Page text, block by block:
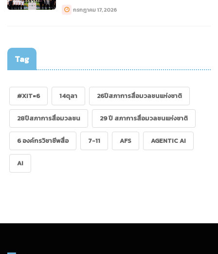
กรกฎาคม 17, 2026
Tag
#XIT=6 14ตุลา 26ปีสภาการสื่อมวลชนแห่งชาติ
28ปีสภาการสื่อมวลชน 29 ปี สภาการสื่อมวลชนแห่งชาติ
6 องค์กรวิชาชีพสื่อ 7-11 AFS AGENTIC AI
AI